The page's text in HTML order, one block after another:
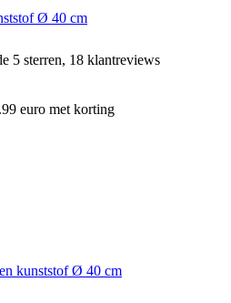
Ø 40 cm
5 sterren, 18 klantreviews
euro met korting
kunststof Ø 40 cm